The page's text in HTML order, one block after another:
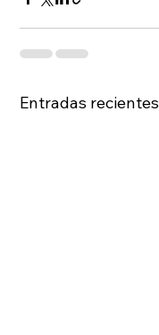
Entradas recientes